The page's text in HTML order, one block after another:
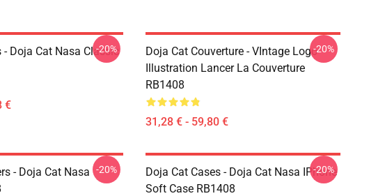
Doja Cat Nasa Classic
€
-20%
Doja Cat Couverture - VIntage Logo
Illustration Lancer La Couverture
RB1408
31,28 € - 59,80 €
-20%
- Doja Cat Nasa
-20%
Doja Cat Cases - Doja Cat Nasa IPhone
Soft Case RB1408
-20%